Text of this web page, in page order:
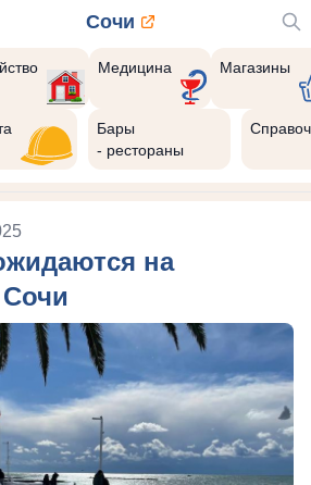
Сочи
Медицина Магазины
Бары
- рестораны
на